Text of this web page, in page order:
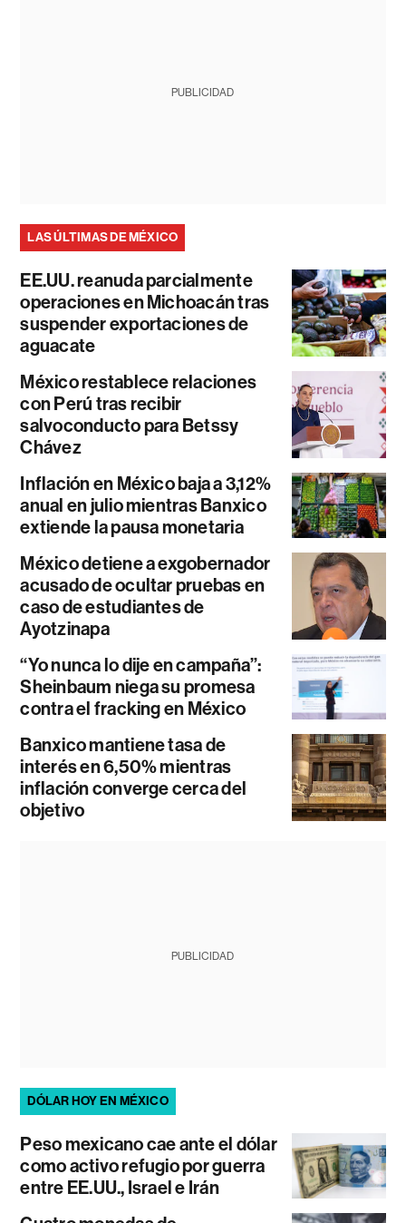
PUBLICIDAD
LAS ÚLTIMAS DE MÉXICO
EE.UU. reanuda parcialmente
operaciones en Michoacán tras
suspender exportaciones de
aguacate
México restablece relaciones
con Perú tras recibir
salvoconducto para Betssy
Chávez
Inflación en México baja a 3,12%
anual en julio mientras Banxico
extiende la pausa monetaria
México detiene a exgobernador
acusado de ocultar pruebas en
caso de estudiantes de
Ayotzinapa
“Yo nunca lo dije en campaña”:
Sheinbaum niega su promesa
contra el fracking en México
Banxico mantiene tasa de
interés en 6,50% mientras
inflación converge cerca del
objetivo
PUBLICIDAD
DÓLAR HOY EN MÉXICO
Peso mexicano cae ante el dólar
como activo refugio por guerra
entre EE.UU., Israel e Irán